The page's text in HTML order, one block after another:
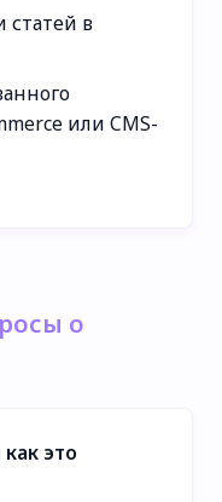
статей в
или CMS-
о
это